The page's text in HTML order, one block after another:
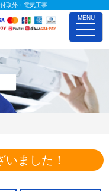
MENU
toggle
取外・電気工事
ました！